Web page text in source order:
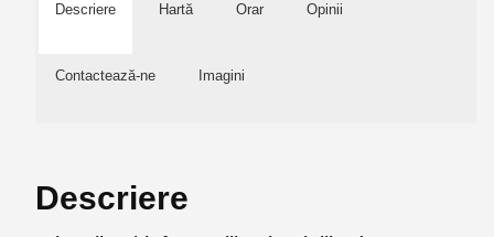
Descriere Hartă Orar Opinii
Contactează-ne Imagini
Descriere